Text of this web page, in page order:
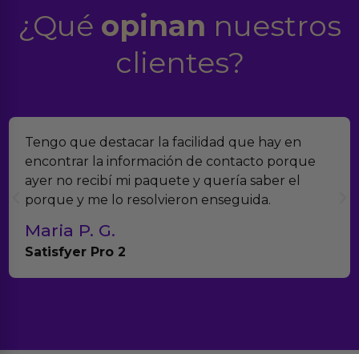
¿Qué opinan nuestros
clientes?
en
el
Encontramos Erotiks a través de
verdad es que nos han sorprendido.
muchísimos productos y han sido
con el seguimiento del pedido.
Teresa y Diego
Anna Huevo Vibrador